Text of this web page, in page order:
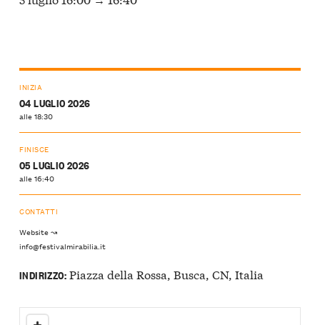
INIZIA
04 LUGLIO 2026
alle 18:30
FINISCE
05 LUGLIO 2026
alle 16:40
CONTATTI
Website ↝
info@festivalmirabilia.it
INDIRIZZO:Piazza della Rossa, Busca, CN, Italia